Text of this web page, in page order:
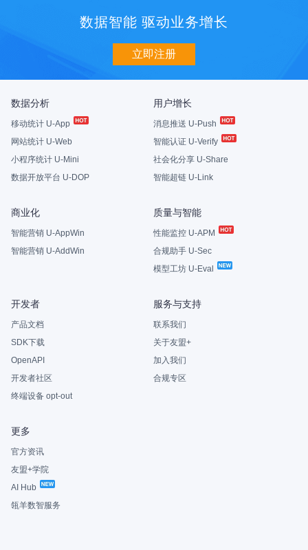
数据智能 驱动业务增长
立即注册
数据分析
移动统计 U-App
网站统计 U-Web
小程序统计 U-Mini
数据开放平台 U-DOP
用户增长
消息推送 U-Push
智能认证 U-Verify
社会化分享 U-Share
智能超链 U-Link
商业化
智能营销 U-AppWin
智能营销 U-AddWin
质量与智能
性能监控 U-APM
合规助手 U-Sec
模型工坊 U-Eval
开发者
产品文档
SDK下载
OpenAPI
开发者社区
终端设备 opt-out
服务与支持
联系我们
关于友盟+
加入我们
合规专区
更多
官方资讯
友盟+学院
AI Hub
瓴羊数智服务